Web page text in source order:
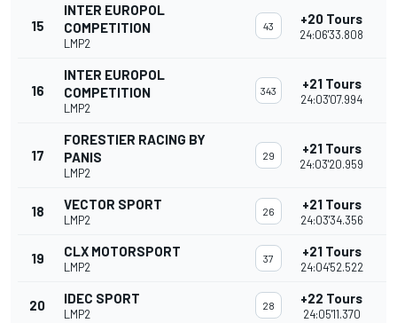
15
INTER EUROPOL
COMPETITION
LMP2
43 +20 Tours
24:06'33.808
16
INTER EUROPOL
COMPETITION
LMP2
343 +21 Tours
24:03'07.994
17
FORESTIER RACING BY
PANIS
LMP2
29 +21 Tours
24:03'20.959
18 VECTOR SPORT
LMP2
26 +21 Tours
24:03'34.356
19 CLX MOTORSPORT
LMP2
37 +21 Tours
24:04'52.522
20 IDEC SPORT
LMP2
28 +22 Tours
24:05'11.370